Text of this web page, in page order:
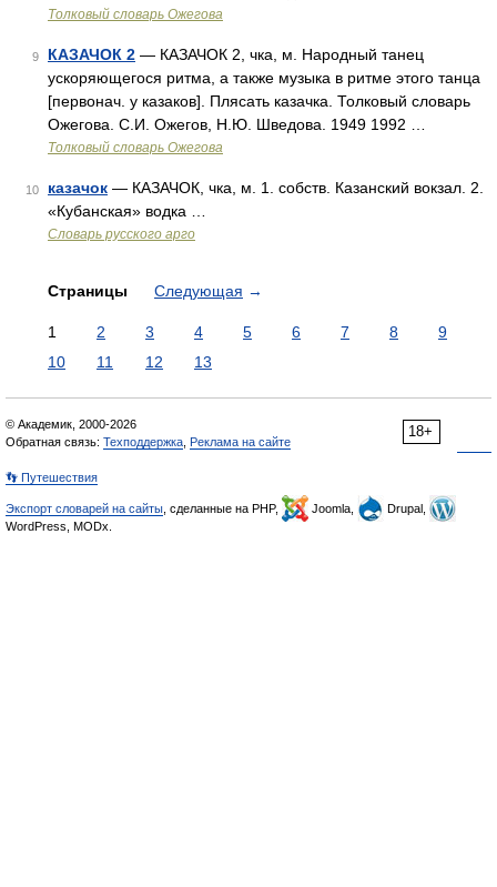
Толковый словарь Ожегова
9 КАЗАЧОК 2 — КАЗАЧОК 2, чка, м. Народный танец
ускоряющегося ритма, а также музыка в ритме этого танца
[первонач. у казаков]. Плясать казачка. Толковый словарь
Ожегова. С.И. Ожегов, Н.Ю. Шведова. 1949 1992 …
Толковый словарь Ожегова
10 казачок — КАЗАЧОК, чка, м. 1. собств. Казанский вокзал. 2.
«Кубанская» водка …
Словарь русского арго
Страницы Следующая →
1 2 3 4 5 6 7 8
9
10
11 12 13
18+
© Академик, 2000-2026
Обратная связь: Техподдержка Реклама на сайте
👣 Путешествия
Экспорт словарей на сайты , сделанные на PHP, Joomla,
Drupal,
WordPress, MODx.